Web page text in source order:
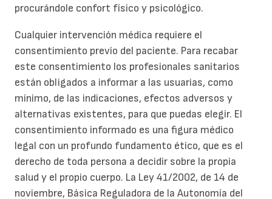
procurándole confort físico y psicológico.
Cualquier intervención médica requiere el
consentimiento previo del paciente. Para recabar
este consentimiento los profesionales sanitarios
están obligados a informar a las usuarias, como
mínimo, de las indicaciones, efectos adversos y
alternativas existentes, para que puedas elegir. El
consentimiento informado es una figura médico
legal con un profundo fundamento ético, que es el
derecho de toda persona a decidir sobre la propia
salud y el propio cuerpo. La Ley 41/2002, de 14 de
noviembre, Básica Reguladora de la Autonomía del